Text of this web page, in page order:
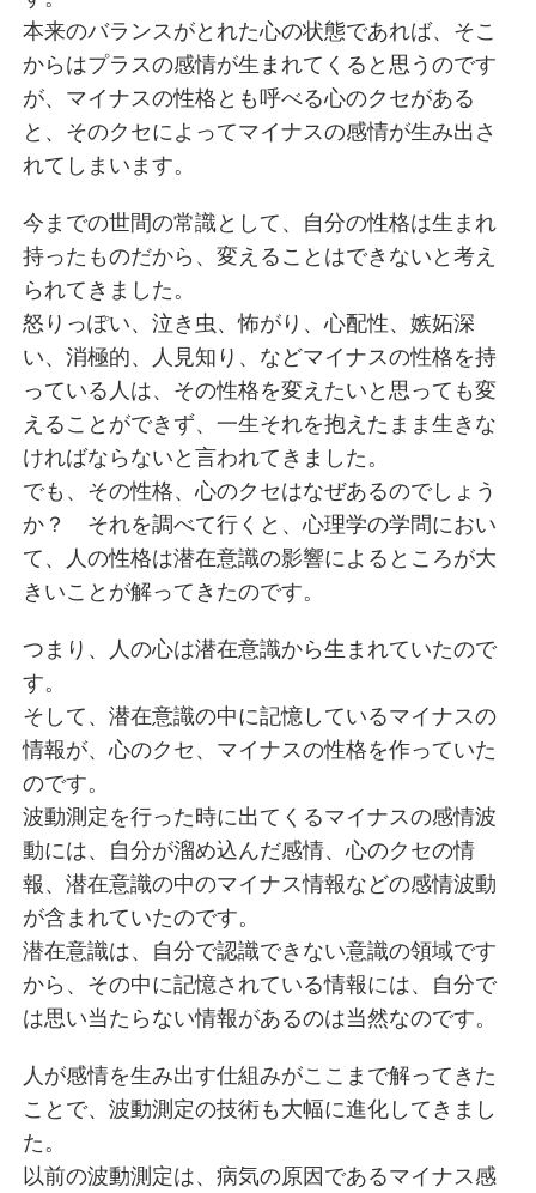
本来のバランスがとれた心の状態であれば、そこ
からはプラスの感情が生まれてくると思うのです
が、マイナスの性格とも呼べる心のクセがある
と、そのクセによってマイナスの感情が生み出さ
れてしまいます。
今までの世間の常識として、自分の性格は生まれ
持ったものだから、変えることはできないと考え
られてきました。
怒りっぽい、泣き虫、怖がり、心配性、嫉妬深
い、消極的、人見知り、などマイナスの性格を持
っている人は、その性格を変えたいと思っても変
えることができず、一生それを抱えたまま生きな
ければならないと言われてきました。
でも、その性格、心のクセはなぜあるのでしょう
か？ それを調べて行くと、心理学の学問におい
て、人の性格は潜在意識の影響によるところが大
きいことが解ってきたのです。
つまり、人の心は潜在意識から生まれていたので
す。
そして、潜在意識の中に記憶しているマイナスの
情報が、心のクセ、マイナスの性格を作っていた
のです。
波動測定を行った時に出てくるマイナスの感情波
動には、自分が溜め込んだ感情、心のクセの情
報、潜在意識の中のマイナス情報などの感情波動
が含まれていたのです。
潜在意識は、自分で認識できない意識の領域です
から、その中に記憶されている情報には、自分で
は思い当たらない情報があるのは当然なのです。
人が感情を生み出す仕組みがここまで解ってきた
ことで、波動測定の技術も大幅に進化してきまし
た。
以前の波動測定は、病気の原因であるマイナス感